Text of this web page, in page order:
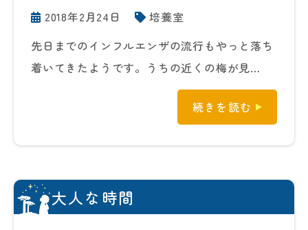
2018年2月24日
培養室
先日までのインフルエンザの流行もやっと落ち
着いてきたようです。うちの近くの梅が見…
続きを読む
大人な時間